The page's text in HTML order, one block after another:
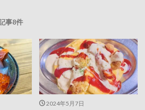
事8件
2024年5月7日